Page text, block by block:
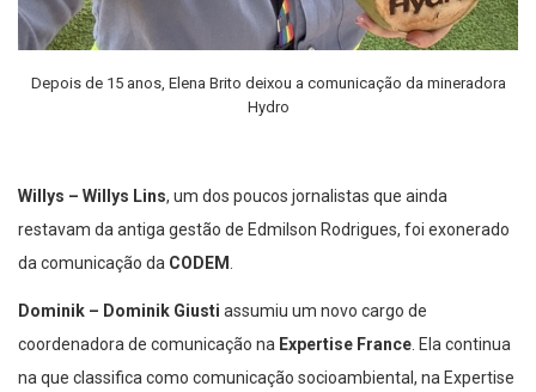
Depois de 15 anos, Elena Brito deixou a comunicação da mineradora
Hydro
Willys – Willys Lins, um dos poucos jornalistas que ainda
restavam da antiga gestão de Edmilson Rodrigues, foi exonerado
da comunicação da CODEM
Dominik – Dominik Giusti assumiu um novo cargo de
coordenadora de comunicação na Expertise France . Ela continua
na que classifica como comunicação socioambiental, na Expertise